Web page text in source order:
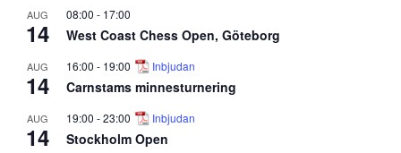
AUG
14
08:00 - 17:00
West Coast Chess Open, Göteborg
AUG
14
16:00 - 19:00 Inbjudan
Carnstams minnesturnering
AUG
14
19:00 -23:00 Inbjudan
Stockholm Open